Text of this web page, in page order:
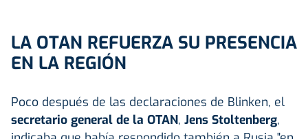
LA OTAN REFUERZA SU PRESENCIA
EN LA REGIÓN
Poco después de las declaraciones de Blinken, el
secretario general de la OTAN, Jens Stoltenberg,